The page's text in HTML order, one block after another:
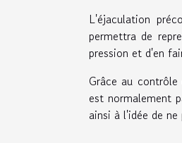
L'éjaculation
permettra de
pression et d'en
Grâce au
est normalement
ainsi à l'idée de